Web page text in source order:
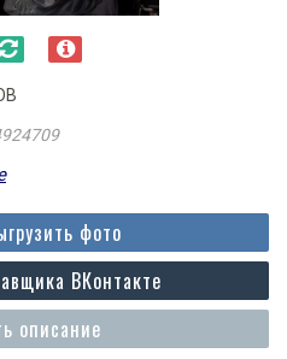
описание
ВКонтакте
фото